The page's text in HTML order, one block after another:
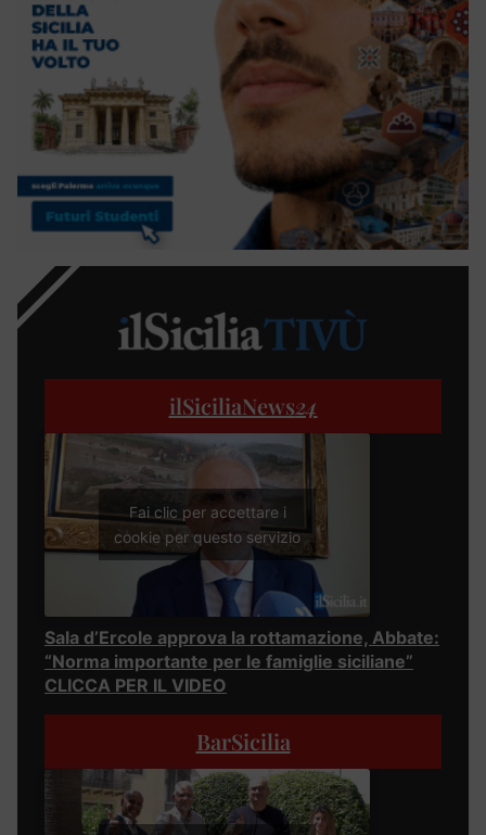
ilSiciliaNews24
Fai clic per accettare i
cookie per questo servizio
Sala d’Ercole approva la rottamazione, Abbate:
“Norma importante per le famiglie siciliane”
CLICCA PER IL VIDEO
BarSicilia